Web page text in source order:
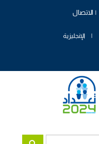
الاتصال
الإنجليزية